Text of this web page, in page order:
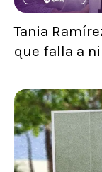
Tania
que falla a